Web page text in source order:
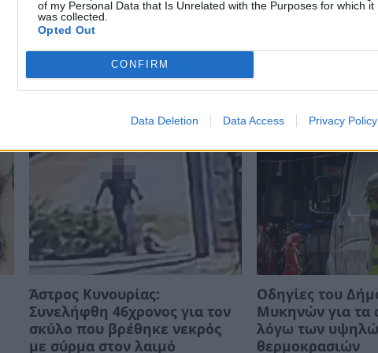
of my Personal Data that Is Unrelated with the Purposes for which it
was collected.
Opted Out
CONFIRM
Data Deletion Data Access Privacy Policy
ΑΠΟΡΡΙΜΜΑΤΑ
Άστρος Κυνουρίας:
Συνελήφθη 46χρονος για τον
σκύλο που βρέθηκε νεκρός
με σύρμα στον λαιμό
Οδηγίες του
Μυκηνών για τα
λόγω των
θερμοκρασιών